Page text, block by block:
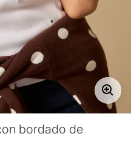
bordado de